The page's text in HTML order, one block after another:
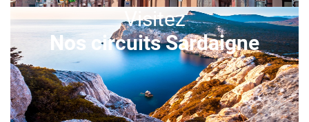
Visitez
Nos circuits Sardaigne